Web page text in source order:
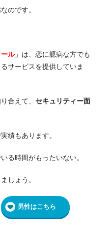
のです。
ル」は、恋に臆病な方でも
サービスを提供していま
合えて、 セキュリティー面
績もあります。
る時間がもったいない。
しょう。
男性はこちら